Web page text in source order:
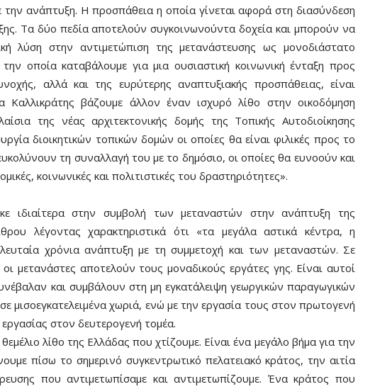
την ανάπτυξη. Η προσπάθεια η οποία γίνεται αφορά στη διασύνδεση
Τα δύο πεδία αποτελούν συγκοινωνούντα δοχεία και μπορούν να
λύση στην αντιμετώπιση της μετανάστευσης ως μονοδιάστατο
οποία καταβάλουμε για μια ουσιαστική κοινωνική ένταξη προς
αλλά και της ευρύτερης αναπτυξιακής προσπάθειας, είναι
Καλλικράτης βάζουμε άλλον έναν ισχυρό λίθο στην οικοδόμηση
της νέας αρχιτεκτονικής δομής της Τοπικής Αυτοδιοίκησης
διοικητικών τοπικών δομών οι οποίες θα είναι φιλικές προς το
τη συναλλαγή του με το δημόσιο, οι οποίες θα ευνοούν και
κοινωνικές και πολιτιστικές του δραστηριότητες».
ιδιαίτερα στην συμβολή των μεταναστών στην ανάπτυξη της
λέγοντας χαρακτηριστικά ότι «τα μεγάλα αστικά κέντρα, η
χρόνια ανάπτυξη με τη συμμετοχή και των μεταναστών. Σε
μετανάστες αποτελούν τους μοναδικούς εργάτες γης. Είναι αυτοί
και συμβάλουν στη μη εγκατάλειψη γεωργικών παραγωγικών
μισοεγκατελειμένα χωριά, ενώ με την εργασία τους στον πρωτογενή
στον δευτερογενή τομέα.
λίθο της Ελλάδας που χτίζουμε. Είναι ένα μεγάλο βήμα για την
πίσω το σημερινό συγκεντρωτικό πελατειακό κράτος, την αιτία
που αντιμετωπίσαμε και αντιμετωπίζουμε. Ένα κράτος που